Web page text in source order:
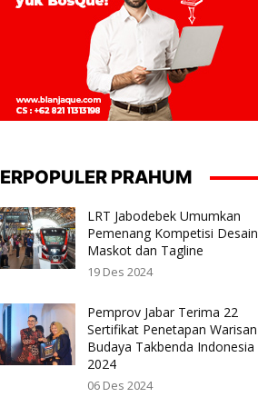
PRAHUM
LRT Jabodebek Umumkan
Pemenang Kompetisi Desain
Maskot dan Tagline
19 Des 2024
Pemprov Jabar Terima 22
Sertifikat Penetapan Warisan
Budaya Takbenda Indonesia
2024
06 Des 2024